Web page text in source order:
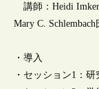
講師：Heidi Imker
Mary C. Schlembach
・導入
・セッション1：